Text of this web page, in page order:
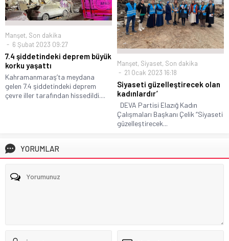
Manşet, Son dakika
6 Şubat 2023 09:27
7.4 şiddetindeki deprem büyük
korku yaşattı
Kahramanmaraş’ta meydana
gelen 7.4 şiddetindeki deprem
çevre iller tarafından hissedildi....
Manşet, Siyaset, Son dakika
21 Ocak 2023 16:18
Siyaseti güzelleştirecek olan
kadınlardır’
DEVA Partisi Elazığ Kadın
Çalışmaları Başkanı Çelik “Siyaseti
güzelleştirecek...
YORUMLAR